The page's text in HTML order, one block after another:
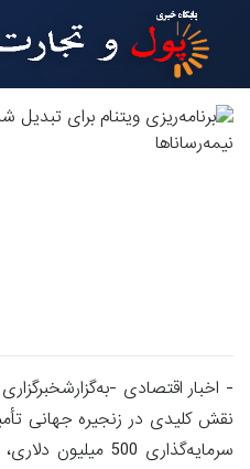
- اخبار اقتصادی -
نقش کلیدی در زنجیره جهانی
سرمایه‌گذاری